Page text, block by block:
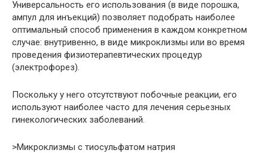
Универсальность его использования (в виде порошка,
ампул для инъекций) позволяет подобрать наиболее
оптимальный способ применения в каждом конкретном
случае: внутривенно, в виде микроклизмы или во время
проведения физиотерапевтических процедур
(электрофорез).
Поскольку у него отсутствуют побочные реакции, его
используют наиболее часто для лечения серьезных
гинекологических заболеваний.
>Микроклизмы с тиосульфатом натрия